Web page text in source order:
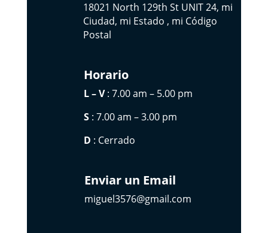
18021 North 129th St UNIT 24, mi
Ciudad, mi Estado , mi Código
Postal
Horario
L – V: 7.00 am – 5.00 pm
S: 7.00 am – 3.00 pm
D : Cerrado
Enviar un Email
miguel3576@gmail.com